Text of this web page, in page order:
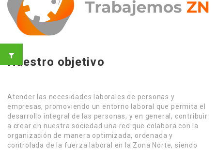
Nuestro objetivo
Atender las necesidades laborales de personas y
empresas, promoviendo un entorno laboral que permita el
desarrollo integral de las personas, y en general, contribuir
a crear en nuestra sociedad una red que colabora con la
organización de manera optimizada, ordenada y
controlada de la fuerza laboral en la Zona Norte, siendo